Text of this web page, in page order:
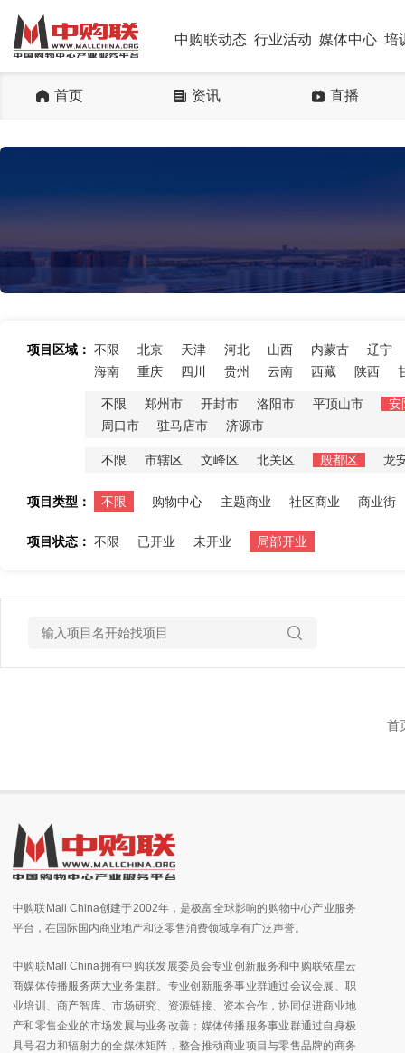
中购联动态 行业活动 媒体中心 培
首页 资讯 直播
项目区域： 不限 北京 天津 河北 山西 内蒙古
辽宁
海南
重庆 四川 贵州 云南 西藏 陕西
不限 郑州市 开封市 洛阳市 平顶山市
安
周口市
驻马店市 济源市
不限 市辖区 文峰区 北关区 殷都区 龙
项目类型： 不限 购物中心 主题商业 社区商业 商业街
项目状态： 不限 已开业 未开业 局部开业
首
中购联Mall China创建于2002年，是极富全球影响的购物中心产业服务
平台，在国际国内商业地产和泛零售消费领域享有广泛声誉。
中购联Mall China拥有中购联发展委员会专业创新服务和中购联铱星云
商媒体传播服务两大业务集群。专业创新服务事业群通过会议会展、职
业培训、商产智库、市场研究、资源链接、资本合作，协同促进商业地
产和零售企业的市场发展与业务改善；媒体传播服务事业群通过自身极
具号召力和辐射力的全媒体矩阵，整合推动商业项目与零售品牌的商务